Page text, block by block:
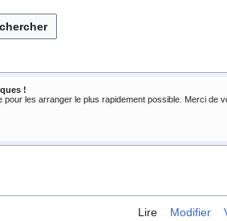
!
les arranger le plus rapidement possible. Merci de
Lire Modifier